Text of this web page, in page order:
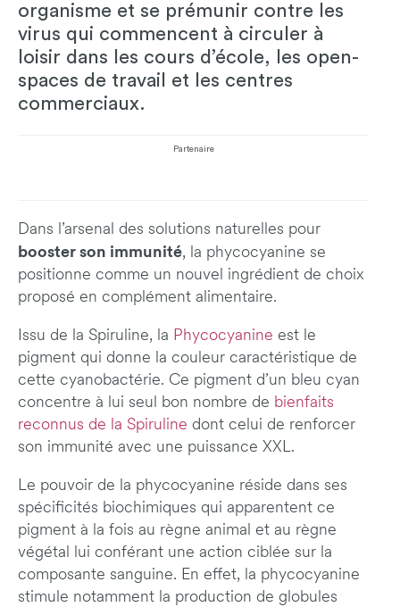
organisme et se prémunir contre les
virus qui commencent à circuler à
loisir dans les cours d’école, les open-
spaces de travail et les centres
commerciaux.
Partenaire
Dans l’arsenal des solutions naturelles pour
booster son immunité, la phycocyanine se
positionne comme un nouvel ingrédient de choix
proposé en complément alimentaire.
Issu de la Spiruline, la Phycocyanine est le
pigment qui donne la couleur caractéristique de
cette cyanobactérie. Ce pigment d’un bleu cyan
concentre à lui seul bon nombre de bienfaits
reconnus de la Spiruline dont celui de renforcer
son immunité avec une puissance XXL.
Le pouvoir de la phycocyanine réside dans ses
spécificités biochimiques qui apparentent ce
pigment à la fois au règne animal et au règne
végétal lui conférant une action ciblée sur la
composante sanguine. En effet, la phycocyanine
stimule notamment la production de globules